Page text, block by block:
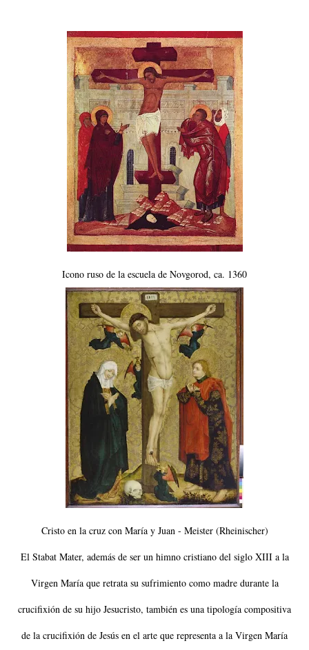
Icono ruso de la escuela de Novgorod, ca. 1360
Cristo en la cruz con María y Juan - Meister (Rheinischer)
El Stabat Mater, además de ser un himno cristiano del siglo XIII a la
Virgen María que retrata su sufrimiento como madre durante la
crucifixión de su hijo Jesucristo, también es una tipología compositiva
de la crucifixión de Jesús en el arte que representa a la Virgen María